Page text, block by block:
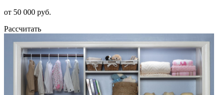
от 50 000 руб.
Рассчитать